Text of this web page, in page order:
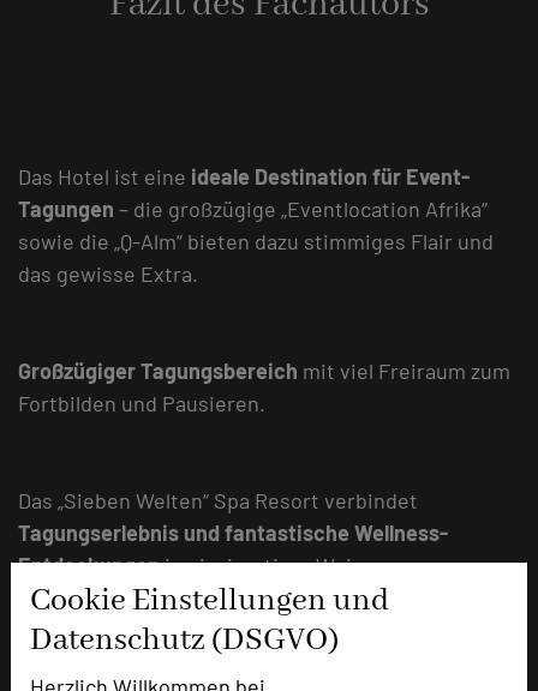
Cookie Einstellungen und
Datenschutz (DSGVO)
Herzlich Willkommen bei
Das Hotel ist eine ideale Destination für Event-
Tagungen – die großzügige „Eventlocation Afrika“
sowie die „Q-Alm“ bieten dazu stimmiges Flair und
das gewisse Extra.
Großzügiger Tagungsbereich mit viel Freiraum zum
Fortbilden und Pausieren.
Das „Sieben Welten“ Spa Resort verbindet
Tagungserlebnis und fantastische Wellness-
Entdeckungenin einzigartiger Weise.
Bundesweit sehr gute Erreichbarkeit